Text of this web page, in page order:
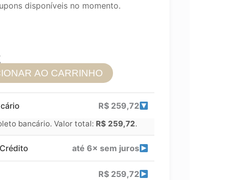
disponíveis no momento.
AO CARRINHO
R$259,72
bancário. Valor total: R$ 259,72.
até 6× sem juros
R$259,72